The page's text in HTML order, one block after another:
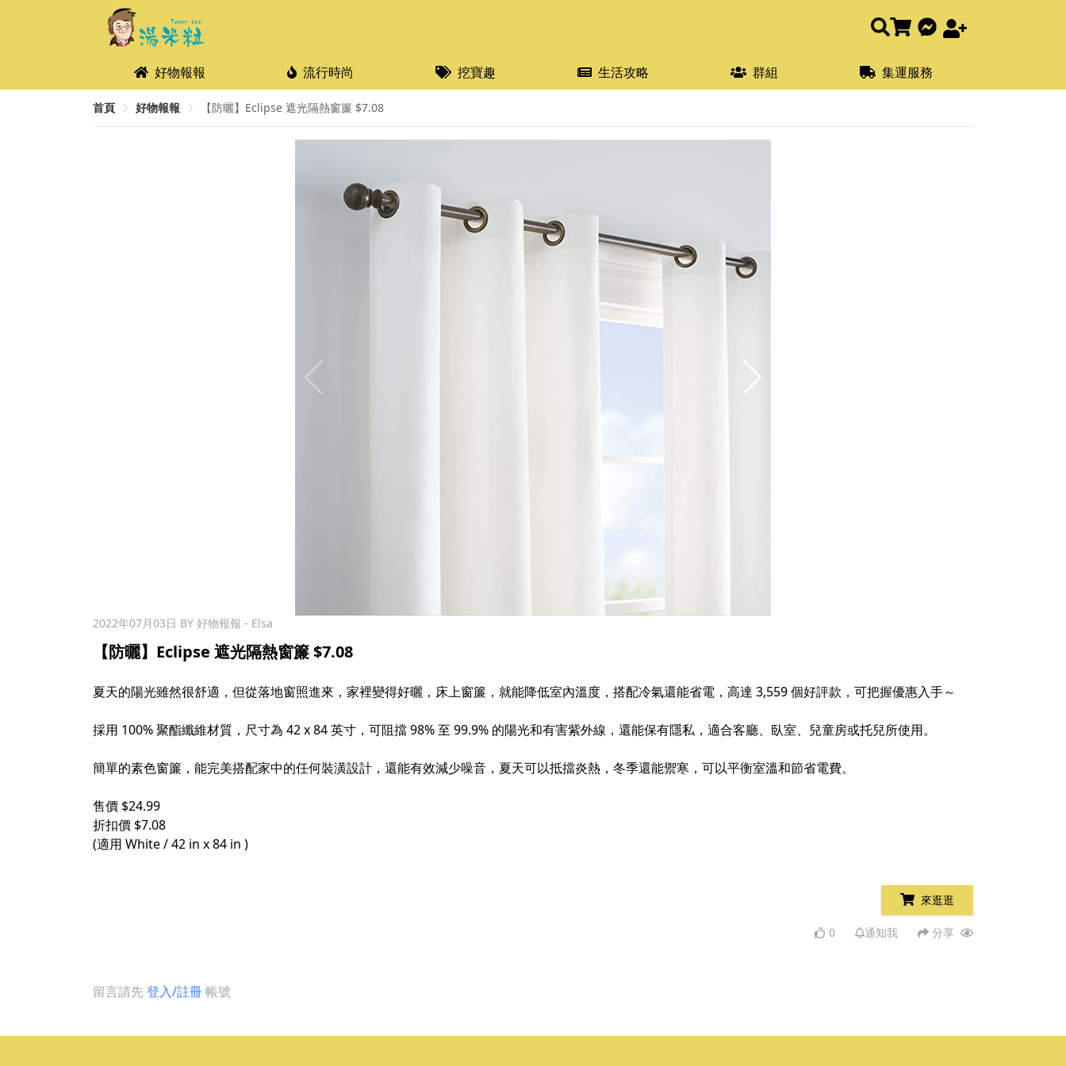
好物報報 流行時尚 挖寶趣 生活攻略 群組 集運服務
首頁 好物報報 【防曬】Eclipse 遮光隔熱窗簾 $7.08​
2022年07月03日 BY 好物報報 - Elsa
【防曬】Eclipse 遮光隔熱窗簾 $7.08​
夏天的陽光雖然很舒適，但從落地窗照進來，家裡變得好曬，床上窗簾，就能降低室內溫度，搭配冷氣還能省電，高達 3,559 個好評款，可把握優惠入手～​
採用 100% 聚酯纖維材質，尺寸為 42 x 84 英寸，可阻擋 98% 至 99.9% 的陽光和有害紫外線，還能保有隱私，適合客廳、臥室、兒童房或托兒所使用。​
簡單的素色窗簾，能完美搭配家中的任何裝潢設計，還能有效減少噪音，夏天可以抵擋炎熱，冬季還能禦寒，可以平衡室溫和節省電費。​
售價 $24.99​
折扣價 $7.08​
(適用 White / 42 in x 84 in )​
來逛逛
0 通知我 分享
留言請先登入/註冊帳號